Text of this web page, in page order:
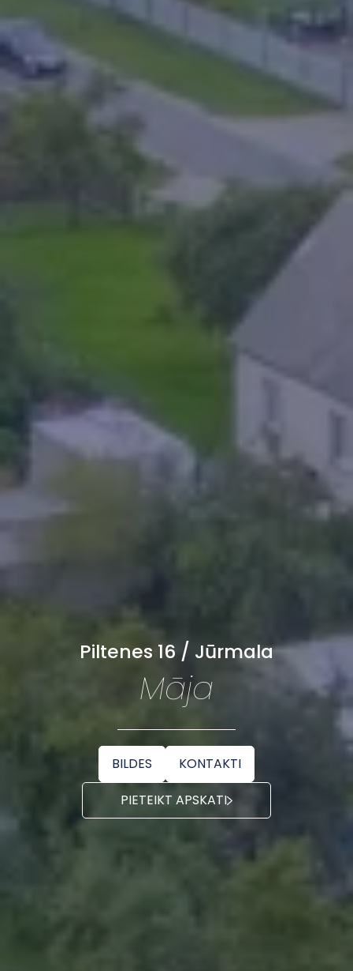
Piltenes 16 / Jūrmala
Māja
BILDES
KONTAKTI
PIETEIKT APSKATI